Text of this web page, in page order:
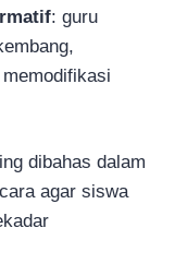
: guru
dibahas dalam
agar siswa